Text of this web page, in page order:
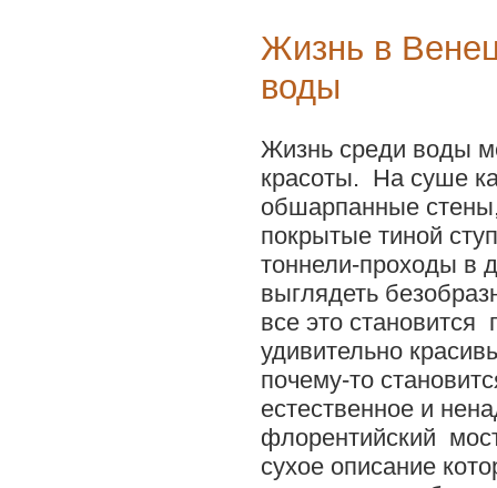
Жизнь в
воды
Жизнь среди воды
красоты. На суше
обшарпанные
покрытые тиной
тоннели-проходы в
выглядеть
все это
удивительно
почему-то
естественное и
флорентийский
сухое описание